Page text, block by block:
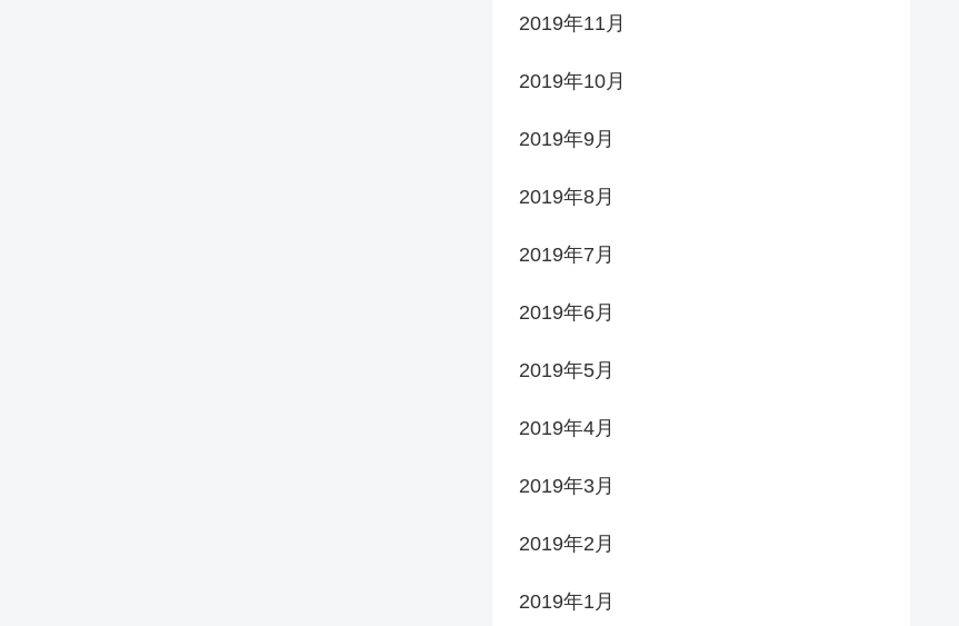
2019年11月
2019年10月
2019年9月
2019年8月
2019年7月
2019年6月
2019年5月
2019年4月
2019年3月
2019年2月
2019年1月